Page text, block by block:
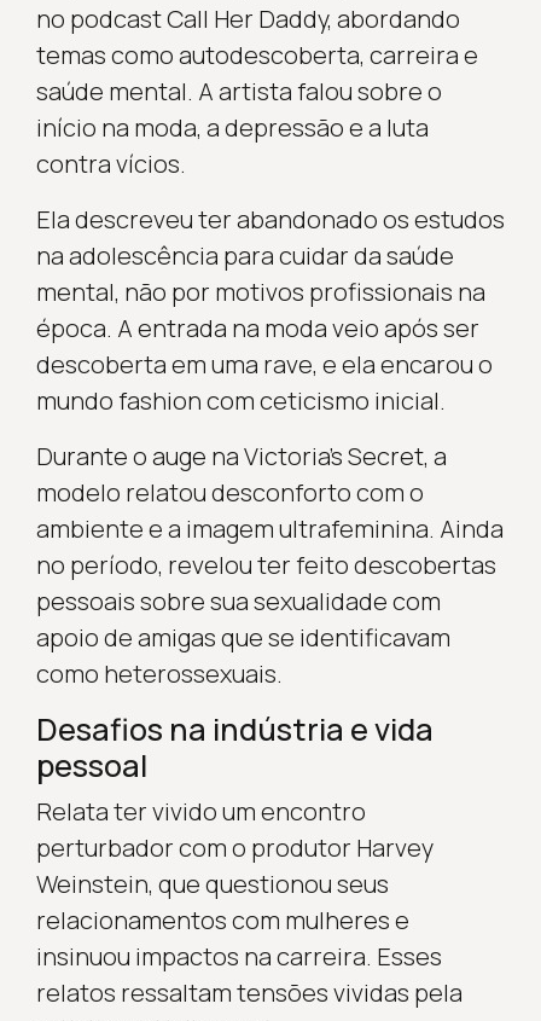
no podcast Call Her Daddy, abordando
temas como autodescoberta, carreira e
saúde mental. A artista falou sobre o
início na moda, a depressão e a luta
contra vícios.
Ela descreveu ter abandonado os estudos
na adolescência para cuidar da saúde
mental, não por motivos profissionais na
época. A entrada na moda veio após ser
descoberta em uma rave, e ela encarou o
mundo fashion com ceticismo inicial.
Durante o auge na Victoria’s Secret, a
modelo relatou desconforto com o
ambiente e a imagem ultrafeminina. Ainda
no período, revelou ter feito descobertas
pessoais sobre sua sexualidade com
apoio de amigas que se identificavam
como heterossexuais.
Desafios na indústria e vida
pessoal
Relata ter vivido um encontro
perturbador com o produtor Harvey
Weinstein, que questionou seus
relacionamentos com mulheres e
insinuou impactos na carreira. Esses
relatos ressaltam tensões vividas pela